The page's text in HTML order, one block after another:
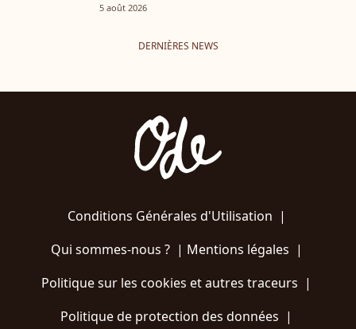
5 août 2026
DERNIÈRES NEWS
Conditions Générales d'Utilisation |
Qui sommes-nous ?| Mentions légales |
Politique sur les cookies et autres traceurs |
Politique de protection des données |